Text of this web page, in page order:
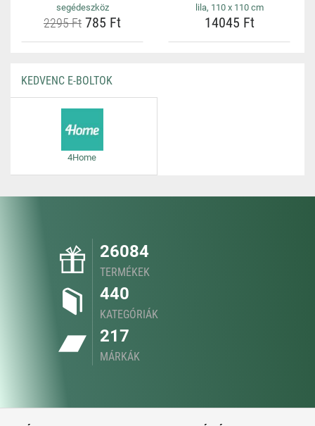
segédeszköz
2295 Ft 785 Ft
lila, 110 x 110 cm
14045 Ft
KEDVENC E-BOLTOK
4Home
26084
TERMÉKEK
440
KATEGÓRIÁK
217
MÁRKÁK